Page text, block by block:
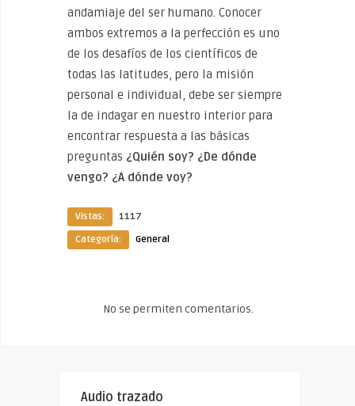
andamiaje del ser humano. Conocer
ambos extremos a la perfección es uno
de los desafíos de los científicos de
todas las latitudes, pero la misión
personal e individual, debe ser siempre
la de indagar en nuestro interior para
encontrar respuesta a las básicas
preguntas ¿Quién soy? ¿De dónde
vengo? ¿A dónde voy?
Vistas:
1117
Categoría:
General
No se permiten comentarios.
Audio trazado